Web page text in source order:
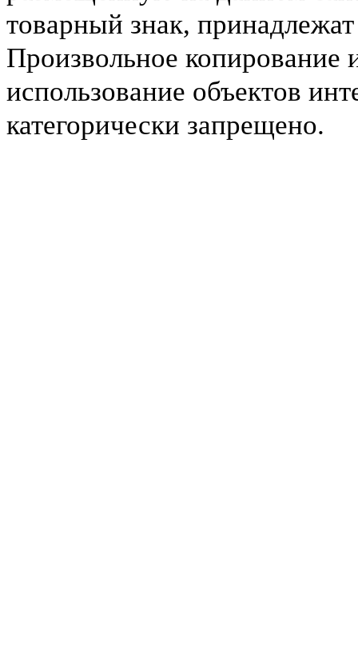
товарный знак,
Произвольное копирование
использование объектов
категорически запрещено.